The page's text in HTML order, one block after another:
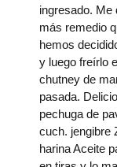
ingresado. Me
más remedio
hemos
y luego freírlo
chutney de
pasada.
pechuga de
cuch. jengibre
harina Aceite